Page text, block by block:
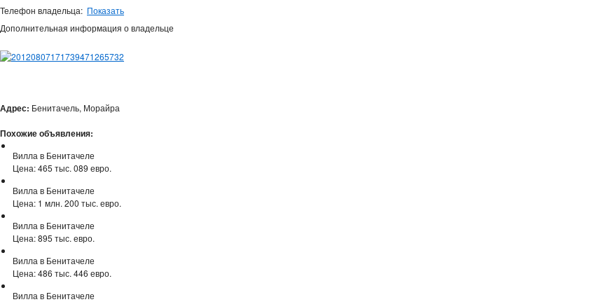
Телефон владельца: Показать
Дополнительная информация о владельце
Адрес: Бенитачель, Морайра
Похожие объявления:
Вилла в Бенитачеле
Цена: 465 тыс. 089 евро.
Вилла в Бенитачеле
Цена: 1 млн. 200 тыс. евро.
Вилла в Бенитачеле
Цена: 895 тыс. евро.
Вилла в Бенитачеле
Цена: 486 тыс. 446 евро.
Вилла в Бенитачеле